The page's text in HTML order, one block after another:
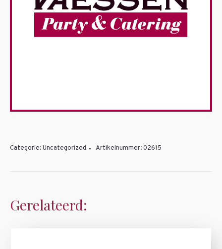
Categorie:Uncategorized Artikelnummer:02615
Gerelateerd: